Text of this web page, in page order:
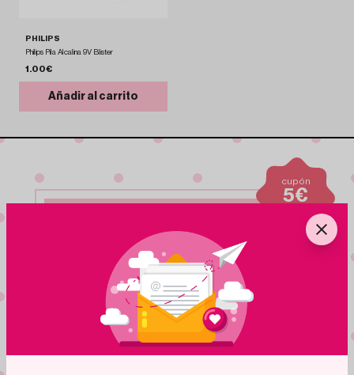
PHILIPS
Philips Pila Alcalina 9V Blister
1.00€
Añadir al carrito
cupón
5€
suscripciones
NEWSLETTER
Nuestra newsletter te mantiene al dia de ofertas,
eventos y nuevos productos
¡Me apunto!